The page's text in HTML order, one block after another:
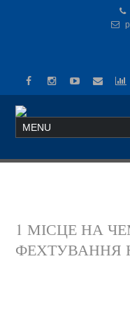
1 МІСЦЕ НА
ФЕХТУВАННЯ